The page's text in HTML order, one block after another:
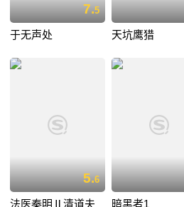
7.5
于无声处 天坑鹰猎
5.6
法医秦明Ⅱ清道夫 暗黑者1